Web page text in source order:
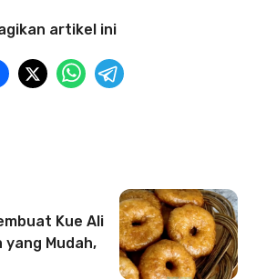
artikel ini
Kue Ali
yang Mudah,